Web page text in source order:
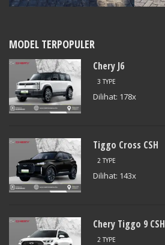
MODEL TERPOPULER
Chery J6
3 TYPE
Dilihat: 178x
Tiggo Cross CSH
2 TYPE
Dilihat: 143x
Chery Tiggo 9 CSH
2 TYPE